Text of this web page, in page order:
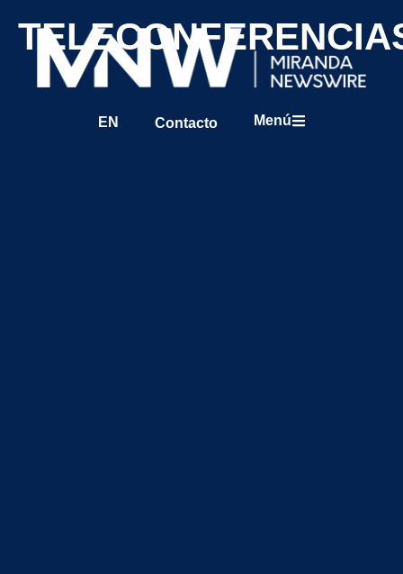
EN Contacto Menú